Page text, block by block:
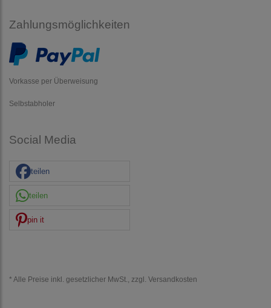
Zahlungsmöglichkeiten
Vorkasse per Überweisung
Selbstabholer
Social Media
teilen
teilen
pin it
* Alle Preise inkl. gesetzlicher MwSt., zzgl. Versandkosten